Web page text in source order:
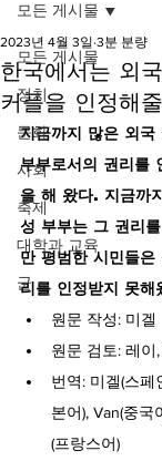
모든 게시물
정치
문화
사회
축제
대학과 교육
군
모든 게시물
한국에서는 외
커플을 인정해
2023년 4월 3일 3분 분량
지금까지 많은 외국
부부로서의 권리를
을 해 왔다. 지금까
성 부부는 그 권리
만 평범한 시민들은
리를 인정받지 못해
원문 작성: 미겔
원문 검토: 레이
번역: 미겔(스페
본어), Van(중국
(프랑스어)